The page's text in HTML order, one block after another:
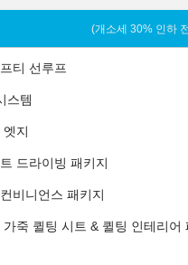
(개소세 30% 인하
티 선루프
스템
엣지
드라이빙 패키지
비니언스 패키지
가죽 퀼팅 시트 & 퀼팅 인테리어